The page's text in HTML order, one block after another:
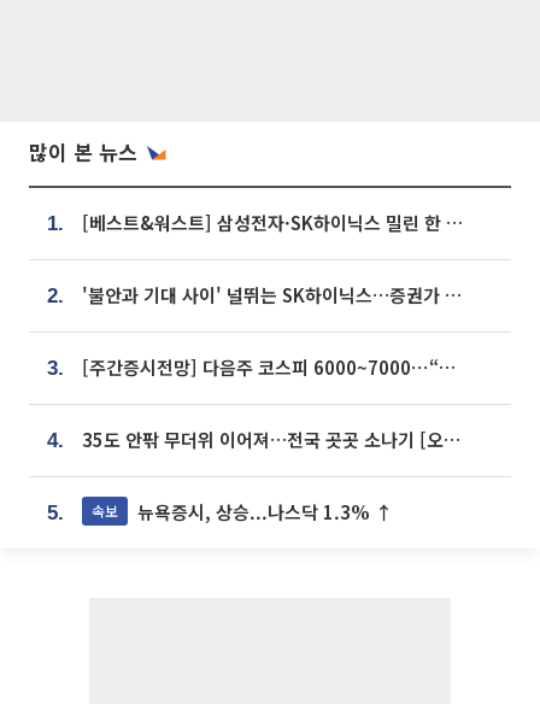
많이 본 뉴스
1. [베스트&워스트] 삼성전자·SK하이닉스 밀린 한 주…상상인증권은 85% 급등
2. '불안과 기대 사이' 널뛰는 SK하이닉스…증권가 "HBM4·LTA 기반 펀터멘털 견고"
3. [주간증시전망] 다음주 코스피 6000~7000⋯“外人 수급은 정책이 변수”
4. 35도 안팎 무더위 이어져…전국 곳곳 소나기 [오늘 날씨]
5. 속보 뉴욕증시, 상승...나스닥 1.3% ↑